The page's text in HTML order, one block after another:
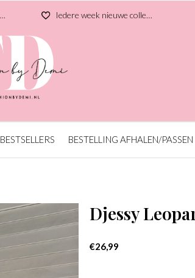
BESTSELLERS BESTELLING AFHALEN/PASSEN
Iedere week nieuwe collectie!
Djessy
€26,99